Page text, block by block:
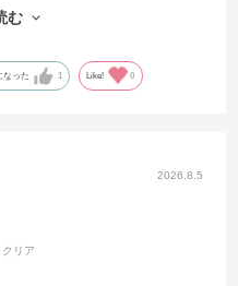
む
なった 1 Like! 0
2026.8.5
リア